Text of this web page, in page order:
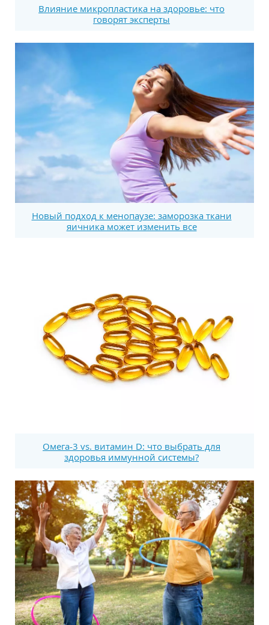
Влияние микропластика на здоровье: что
говорят эксперты
Новый подход к менопаузе: заморозка ткани
яичника может изменить все
Омега-3 vs. витамин D: что выбрать для
здоровья иммунной системы?